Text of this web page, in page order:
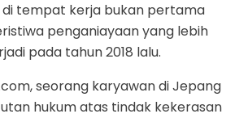
di tempat kerja bukan pertama
penganiayaan yang lebih
pada tahun 2018 lalu.
seorang karyawan di Jepang
hukum atas tindak kekerasan